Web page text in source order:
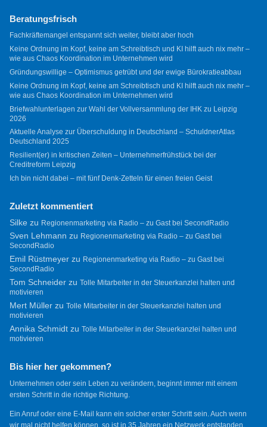
Beratungsfrisch
Fachkräftemangel entspannt sich weiter, bleibt aber hoch
Keine Ordnung im Kopf, keine am Schreibtisch und KI hilft auch nix mehr –
wie aus Chaos Koordination im Unternehmen wird
Gründungswillige – Optimismus getrübt und der ewige Bürokratieabbau
Keine Ordnung im Kopf, keine am Schreibtisch und KI hilft auch nix mehr –
wie aus Chaos Koordination im Unternehmen wird
Briefwahlunterlagen zur Wahl der Vollversammlung der IHK zu Leipzig
2026
Aktuelle Analyse zur Überschuldung in Deutschland – SchuldnerAtlas
Deutschland 2025
Resilient(er) in kritischen Zeiten – Unternehmerfrühstück bei der
Creditreform Leipzig
Ich bin nicht dabei – mit fünf Denk-Zetteln für einen freien Geist
Zuletzt kommentiert
Silkezu Regionenmarketing via Radio – zu Gast bei SecondRadio
Sven Lehmann zu Regionenmarketing via Radio – zu Gast bei
SecondRadio
Emil Rüstmeyerzu Regionenmarketing via Radio – zu Gast bei
SecondRadio
Tom Schneiderzu Tolle Mitarbeiter in der Steuerkanzlei halten und
motivieren
Mert Müllerzu Tolle Mitarbeiter in der Steuerkanzlei halten und
motivieren
Annika Schmidtzu Tolle Mitarbeiter in der Steuerkanzlei halten und
motivieren
Bis hier her gekommen?
Unternehmen oder sein Leben zu verändern, beginnt immer mit einem
ersten Schritt in die richtige Richtung.
Ein Anruf oder eine E-Mail kann ein solcher erster Schritt sein. Auch wenn
wir mal nicht helfen können, so ist in 35 Jahren ein Netzwerk entstanden,